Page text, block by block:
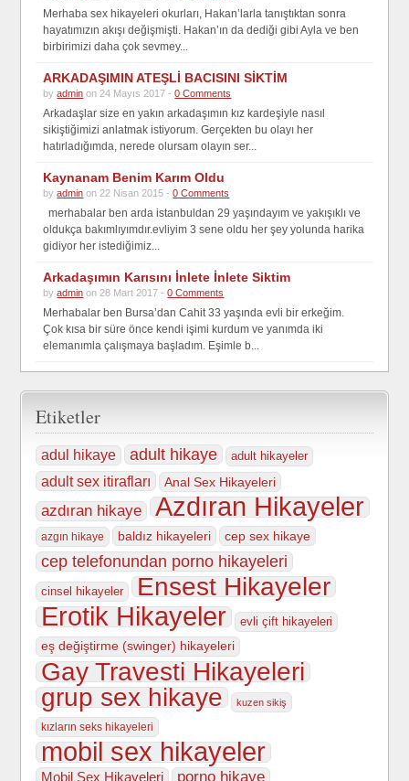
Merhaba sex hikayeleri okurları, Hakan’larla tanıştıktan sonra
hayatımızın akışı değişmişti. Hakan’ın da dediği gibi Ayla ve ben
birbirimizi daha çok sevmey...
ARKADAŞIMIN ATEŞLİ BACISINI SİKTİM
byadmin on 24 Mayıs 2017 -0 Comments
Arkadaşlar size en yakın arkadaşımın kız kardeşiyle nasıl
sikiştiğimizi anlatmak istiyorum. Gerçekten bu olayı her
hatırladığımda, nerede olursam olayın ser...
Kaynanam Benim Karım Oldu
byadmin on 22 Nisan 2015 -0 Comments
merhabalar ben arda istanbuldan 29 yaşındayım ve yakışıklı ve
oldukça bakımlıyımdır.evliyim 3 sene oldu her şey yolunda harika
gidiyor her istediğimiz...
Arkadaşımın Karısını İnlete İnlete Siktim
byadmin on 28 Mart 2017 -0 Comments
Merhabalar ben Bursa’dan Cahit 33 yaşında evli bir erkeğim.
Çok kısa bir süre önce kendi işimi kurdum ve yanımda iki
elemanımla çalışmaya başladım. Eşimle b...
Etiketler
adul hikaye adult hikaye adult hikayeler
adult sex itirafları Anal Sex Hikayeleri
azdıran hikaye Azdıran Hikayeler
azgın hikaye baldız hikayeleri cep sex hikaye
cep telefonundan porno hikayeleri
cinsel hikayeler
Ensest Hikayeler
Erotik Hikayeler
evli çift hikayeleri
eş değiştirme (swinger) hikayeleri
Gay Travesti Hikayeleri
grup sex hikaye
kuzen sikiş
kızların seks hikayeleri
mobil sex hikayeler
Mobil Sex Hikayeleri porno hikaye